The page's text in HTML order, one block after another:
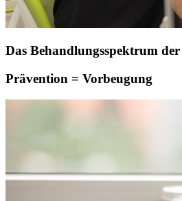
Das Behandlungsspektrum
Prävention = Vorbeugung